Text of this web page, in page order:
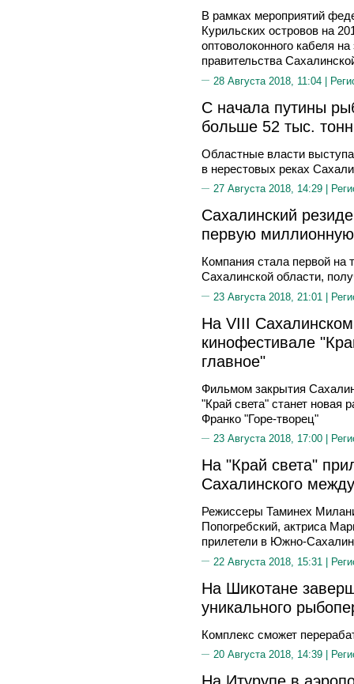
В рамках мероприятий
Курильских островов на
оптоволоконного кабеля
правительства
28 Августа 2018, 11:04 |
С начала путины
больше 52 тыс.
Областные власти
в нерестовых реках
27 Августа 2018, 14:29 |
Сахалинский
первую миллионную
Компания стала первой на
Сахалинской области,
23 Августа 2018, 21:01 |
На VIII
кинофестивале
главное"
Фильмом закрытия
"Край света" станет новая
Франко "Горе-творец"
23 Августа 2018, 17:00 |
На "Край света"
Сахалинского
Режиссеры Таминех
Попогребский, актриса
прилетели в Южно-
22 Августа 2018, 15:31 |
На Шикотане
уникального
Комплекс сможет
20 Августа 2018, 14:39 |